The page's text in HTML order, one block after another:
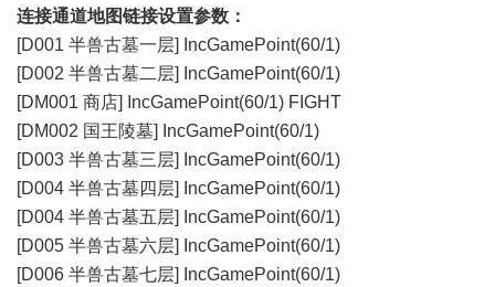
连接通道地图链接设置参数：
[D001 半兽古墓一层] IncGamePoint(60/1)
[D002 半兽古墓二层] IncGamePoint(60/1)
[DM001 商店] IncGamePoint(60/1) FIGHT
[DM002 国王陵墓] IncGamePoint(60/1)
[D003 半兽古墓三层] IncGamePoint(60/1)
[D004 半兽古墓四层] IncGamePoint(60/1)
[D004 半兽古墓五层] IncGamePoint(60/1)
[D005 半兽古墓六层] IncGamePoint(60/1)
[D006 半兽古墓七层] IncGamePoint(60/1)